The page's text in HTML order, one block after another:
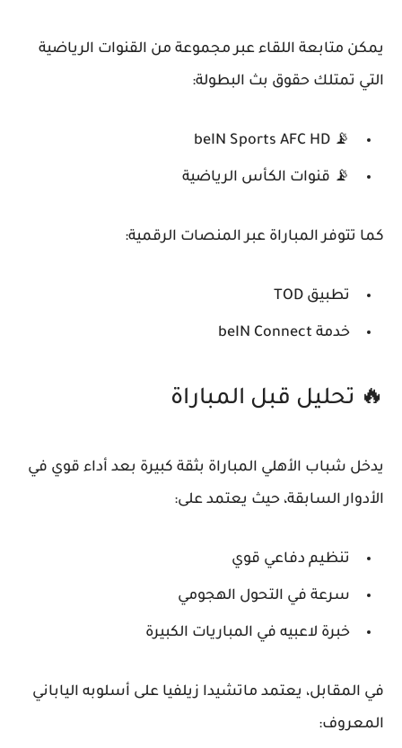
يمكن متابعة اللقاء عبر مجموعة من القنوات الرياضية
التي تمتلك حقوق بث البطولة:
📡
beIN Sports AFC HD
📡 قنوات الكأس الرياضية
كما تتوفر المباراة عبر المنصات الرقمية:
تطبيق TOD
خدمة beIN Connect
🔥 تحليل قبل المباراة
يدخل شباب الأهلي المباراة بثقة كبيرة بعد أداء قوي في
الأدوار السابقة، حيث يعتمد على:
تنظيم دفاعي قوي
سرعة في التحول الهجومي
خبرة لاعبيه في المباريات الكبيرة
في المقابل، يعتمد ماتشيدا زيلفيا على أسلوبه الياباني
المعروف: